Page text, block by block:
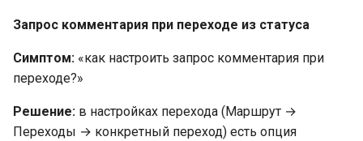
Запрос комментария при переходе из статуса
Симптом: «как настроить запрос комментария при
переходе?»
Решение: в настройках перехода (Маршрут →
Переходы → конкретный переход) есть опция